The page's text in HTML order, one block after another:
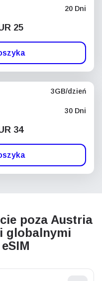
20 Dni
25
3GB/dzień
30 Dni
34
poza Austria
globalnymi